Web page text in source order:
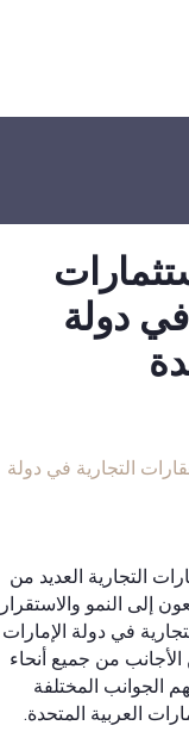
دولة
التجارية في دولة
التجارية العديد من
إلى النمو والاستقرار
في دولة الإمارات
الأجانب من جميع أنحاء
الجوانب المختلفة
العربية المتحدة.